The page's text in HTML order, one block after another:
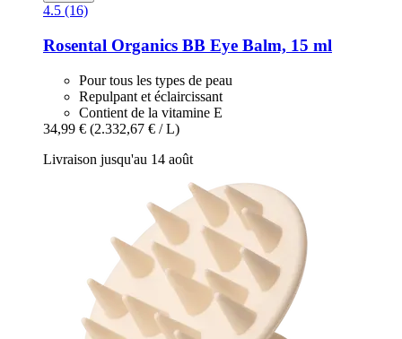
4.5 (16)
Rosental Organics BB Eye Balm, 15 ml
Pour tous les types de peau
Repulpant et éclaircissant
Contient de la vitamine E
34,99 € (2.332,67 € / L)
Livraison jusqu'au 14 août